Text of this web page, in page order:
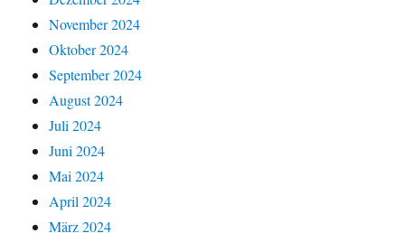
November 2024
Oktober 2024
September 2024
August 2024
Juli 2024
Juni 2024
Mai 2024
April 2024
März 2024